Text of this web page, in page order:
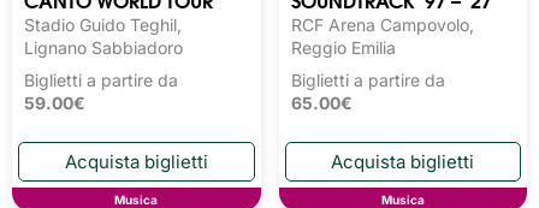
Stadio Guido Teghil,
Lignano Sabbiadoro
Biglietti a partire da
59.00€
Musica
RCF Arena Campovolo,
Reggio Emilia
Biglietti a partire da
65.00€
Musica